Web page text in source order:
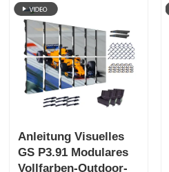
Anleitung Visuelles
GS P3.91 Modulares
Vollfarben-Outdoor-